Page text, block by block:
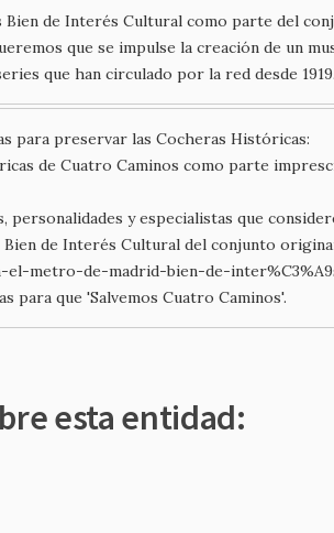
Bien de Interés Cultural como parte del
que se impulse la creación de un
que han circulado por la red desde 1919.
para preservar las Cocheras Históricas:
de Cuatro Caminos como parte
y especialistas que
de Interés Cultural del conjunto
metro-de-madrid-bien-de-
para que 'Salvemos Cuatro Caminos'.
esta entidad: